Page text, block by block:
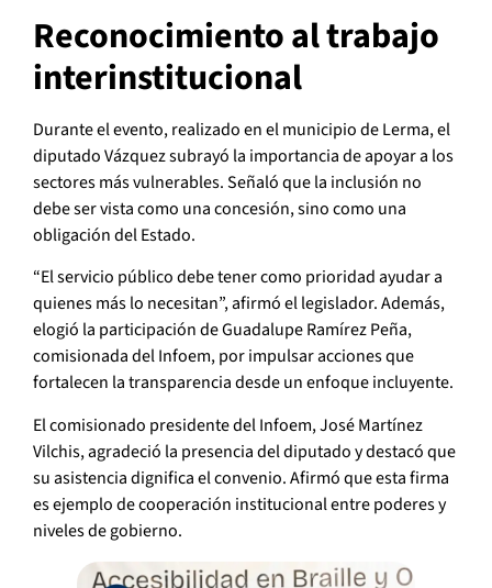
Reconocimiento al trabajo
interinstitucional
Durante el evento, realizado en el municipio de Lerma, el
diputado Vázquez subrayó la importancia de apoyar a los
sectores más vulnerables. Señaló que la inclusión no
debe ser vista como una concesión, sino como una
obligación del Estado.
“El servicio público debe tener como prioridad ayudar a
quienes más lo necesitan”, afirmó el legislador. Además,
elogió la participación de Guadalupe Ramírez Peña,
comisionada del Infoem, por impulsar acciones que
fortalecen la transparencia desde un enfoque incluyente.
El comisionado presidente del Infoem, José Martínez
Vilchis, agradeció la presencia del diputado y destacó que
su asistencia dignifica el convenio. Afirmó que esta firma
es ejemplo de cooperación institucional entre poderes y
niveles de gobierno.